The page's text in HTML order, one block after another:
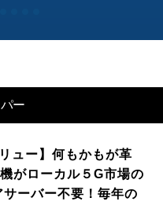
ー
ュー】何もかもが革
がローカル５G市場の
ーバー不要！毎年の